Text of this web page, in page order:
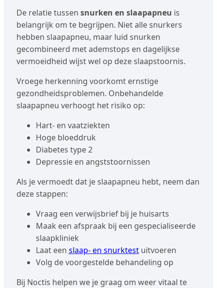
De relatie tussen snurken en slaapapneu is
belangrijk om te begrijpen. Niet alle snurkers
hebben slaapapneu, maar luid snurken
gecombineerd met ademstops en dagelijkse
vermoeidheid wijst wel op deze slaapstoornis.
Vroege herkenning voorkomt ernstige
gezondheidsproblemen. Onbehandelde
slaapapneu verhoogt het risiko op:
Hart- en vaatziekten
Hoge bloeddruk
Diabetes type 2
Depressie en angststoornissen
Als je vermoedt dat je slaapapneu hebt, neem dan
deze stappen:
Vraag een verwijsbrief bij je huisarts
Maak een afspraak bij een gespecialiseerde
slaapkliniek
Laat een slaap- en snurktestuitvoeren
Volg de voorgestelde behandeling op
Bij Noctis helpen we je graag om weer vitaal te